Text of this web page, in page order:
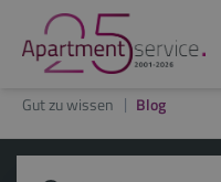
Gut zu wissen Blog